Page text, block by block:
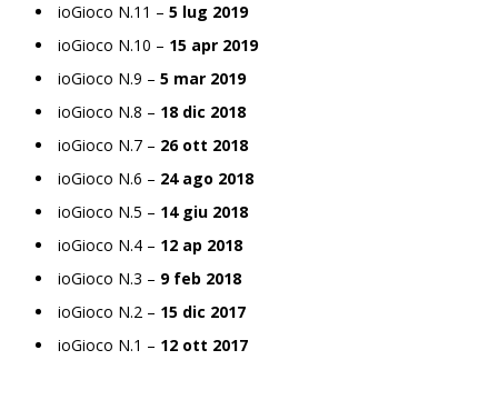
ioGioco N.11 – 5 lug 2019
ioGioco N.10 – 15 apr 2019
ioGioco N.9 – 5 mar 2019
ioGioco N.8 – 18 dic 2018
ioGioco N.7 – 26 ott 2018
ioGioco N.6 – 24 ago 2018
ioGioco N.5 – 14 giu 2018
ioGioco N.4 – 12 ap 2018
ioGioco N.3 – 9 feb 2018
ioGioco N.2 – 15 dic 2017
ioGioco N.1 – 12 ott 2017